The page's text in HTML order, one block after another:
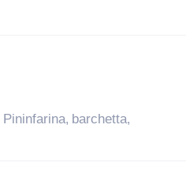
Pininfarina, barchetta,